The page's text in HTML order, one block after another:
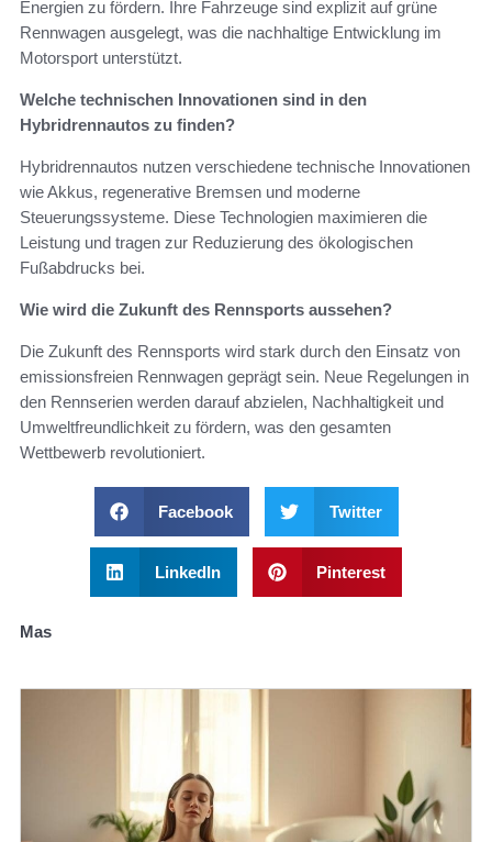
Energien zu fördern. Ihre Fahrzeuge sind explizit auf grüne
Rennwagen ausgelegt, was die nachhaltige Entwicklung im
Motorsport unterstützt.
Welche technischen Innovationen sind in den
Hybridrennautos zu finden?
Hybridrennautos nutzen verschiedene technische Innovationen
wie Akkus, regenerative Bremsen und moderne
Steuerungssysteme. Diese Technologien maximieren die
Leistung und tragen zur Reduzierung des ökologischen
Fußabdrucks bei.
Wie wird die Zukunft des Rennsports aussehen?
Die Zukunft des Rennsports wird stark durch den Einsatz von
emissionsfreien Rennwagen geprägt sein. Neue Regelungen in
den Rennserien werden darauf abzielen, Nachhaltigkeit und
Umweltfreundlichkeit zu fördern, was den gesamten
Wettbewerb revolutioniert.
Facebook Twitter
LinkedIn Pinterest
Mas